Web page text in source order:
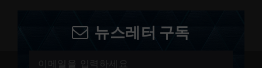
뉴스레터 구독